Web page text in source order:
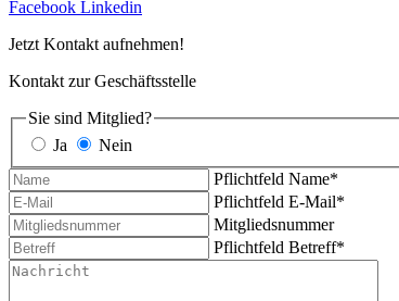
Facebook Linkedin
Jetzt Kontakt aufnehmen!
Kontakt zur Geschäftsstelle
Sie sind Mitglied?
Ja
Nein
Pflichtfeld Name*
Pflichtfeld E-Mail*
Mitgliedsnummer
Pflichtfeld Betreff*